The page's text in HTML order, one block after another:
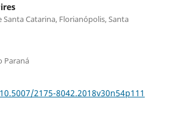
Catarina, Florianópolis, Santa
Paraná
2175-8042.2018v30n54p111